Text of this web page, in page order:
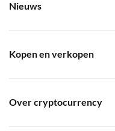
Nieuws
Kopen en verkopen
Over cryptocurrency